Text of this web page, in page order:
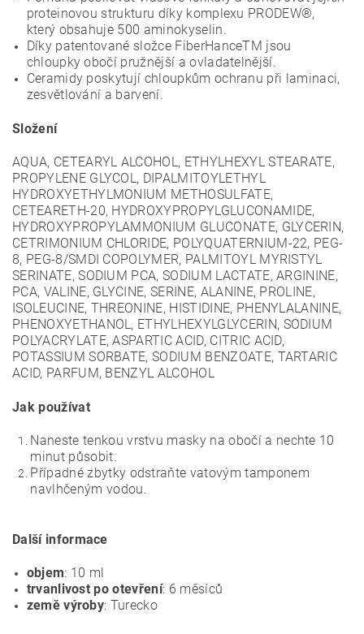
proteinovou strukturu díky komplexu PRODEW®,
který obsahuje 500 aminokyselin.
Díky patentované složce FiberHanceTM jsou
chloupky obočí pružnější a ovladatelnější.
Ceramidy poskytují chloupkům ochranu při laminaci,
zesvětlování a barvení.
Složení
AQUA, CETEARYL ALCOHOL, ETHYLHEXYL STEARATE,
PROPYLENE GLYCOL, DIPALMITOYLETHYL
HYDROXYETHYLMONIUM METHOSULFATE,
CETEARETH-20, HYDROXYPROPYLGLUCONAMIDE,
HYDROXYPROPYLAMMONIUM GLUCONATE, GLYCERIN,
CETRIMONIUM CHLORIDE, POLYQUATERNIUM-22, PEG-
8, PEG-8/SMDI COPOLYMER, PALMITOYL MYRISTYL
SERINATE, SODIUM PCA, SODIUM LACTATE, ARGININE,
PCA, VALINE, GLYCINE, SERINE, ALANINE, PROLINE,
ISOLEUCINE, THREONINE, HISTIDINE, PHENYLALANINE,
PHENOXYETHANOL, ETHYLHEXYLGLYCERIN, SODIUM
POLYACRYLATE, ASPARTIC ACID, CITRIC ACID,
POTASSIUM SORBATE, SODIUM BENZOATE, TARTARIC
ACID, PARFUM, BENZYL ALCOHOL
Jak používat
Naneste tenkou vrstvu masky na obočí a nechte 10
minut působit.
Případné zbytky odstraňte vatovým tamponem
navlhčeným vodou.
Další informace
objem: 10 ml
trvanlivost po otevření: 6 měsíců
země výroby: Turecko